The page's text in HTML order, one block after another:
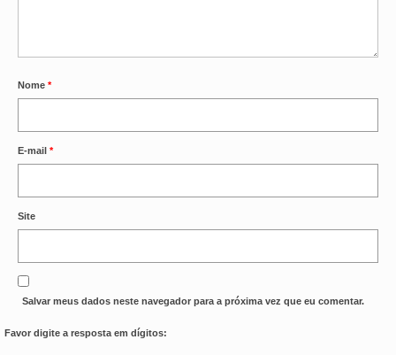
Nome *
E-mail *
Site
Salvar meus dados neste navegador para a próxima vez que eu comentar.
Favor digite a resposta em dígitos: